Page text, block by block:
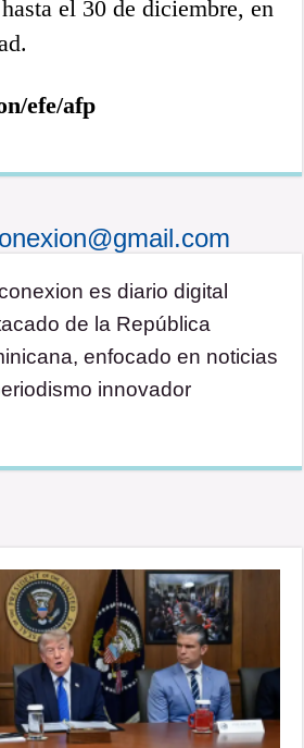
el 30 de diciembre, en
efe/afp
es diario digital
de la República
enfocado en noticias
innovador